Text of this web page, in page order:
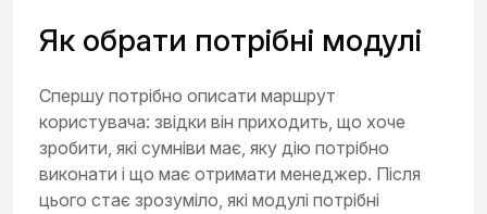
Як обрати потрібні модулі
Спершу потрібно описати маршрут
користувача: звідки він приходить, що хоче
зробити, які сумніви має, яку дію потрібно
виконати і що має отримати менеджер. Після
цього стає зрозуміло, які модулі потрібні